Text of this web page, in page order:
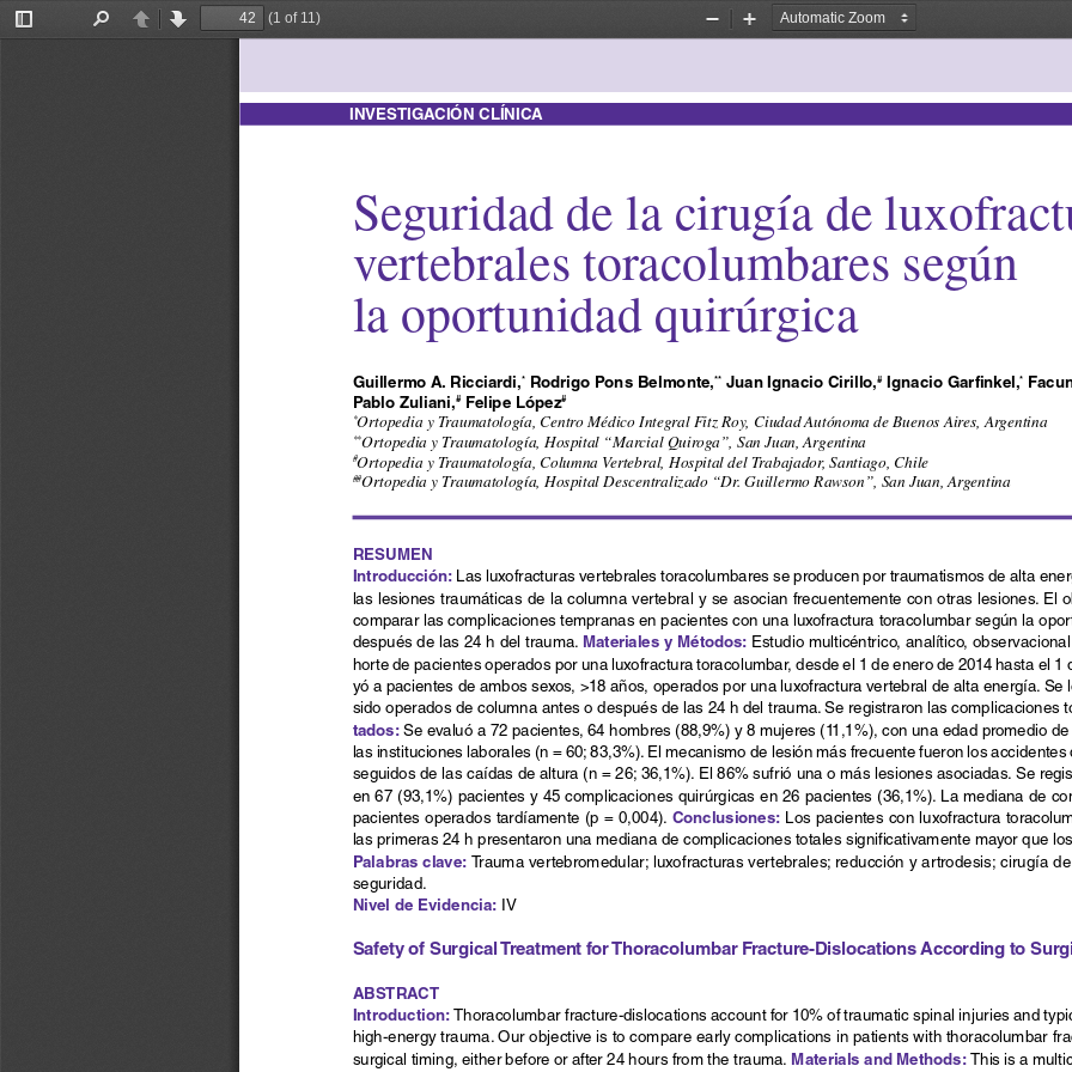
Toggle
PreviousNext
(1 of 11)
Zoom
Zoom
Resumen
Introducción: Las luxofracturas vertebrales toracolumbares se producen por traumatismos de alta
las lesiones traumáticas de la columna vertebral y se asocian frecuentemente con otras lesiones. El
comparar las complicaciones tempranas en pacientes con una luxofractura toracolumbar según la
después de las 24 h del trauma. materiales y métodos: Estudio multicéntrico, analítico,
horte de pacientes operados por una luxofractura toracolumbar, desde el 1 de enero de 2014 hasta el 1
yó a pacientes de ambos sexos, >18 años, operados por una luxofractura vertebral de alta energía. Se
sido operados de columna antes o después de las 24 h del trauma. Se registraron las complicaciones
tados: Se evaluó a 72 pacientes, 64 hombres (88,9%) y 8 mujeres (11,1%), con una edad promedio
las instituciones laborales (n = 60; 83,3%). El mecanismo de lesión más frecuente fueron los accidentes
seguidos de las caídas de altura (n = 26; 36,1%). El 86% sufrió una o más lesiones asociadas. Se
en 67 (93,1%) pacientes y 45 complicaciones quirúrgicas en 26 pacientes (36,1%). La mediana de
pacientes operados tardíamente (p = 0,004). Conclusiones: Los pacientes con luxofractura
las primeras 24 h presentaron una mediana de complicaciones totales significativamente mayor que
Palabras clave: Trauma vertebromedular; luxofracturas vertebrales; reducción y artrodesis; cirugía
seguridad.
nivel de evidencia: IV
safety of surgical Treatment for Thoracolumbar Fracture-Dislocations According to
AbsTRACT
Introduction: Thoracolumbar fracture-dislocations account for 10% of traumatic spinal injuries and
high-energy trauma. Our objective is to compare early complications in patients with thoracolumbar
surgical timing, either before or after 24 hours from the trauma. materials and methods: This is a
Seguridad de la cirugía de
vertebrales toracolumbares según
la oportunidad quirúrgica
Guillermo A. Ricciardi, * Rodrigo Pons belmonte,** Juan Ignacio Cirillo,# Ignacio Garfinkel,*
Pablo Zuliani, # Felipe López#
*Ortopedia y Traumatología, Centro Médico Integral Fitz Roy, Ciudad Autónoma de Buenos Aires, Argentina
**Ortopedia y Traumatología, Hospital “Marcial Quiroga”, San Juan, Argentina
#Ortopedia y Traumatología, Columna Vertebral, Hospital del Trabajador, Santiago, Chile
##Ortopedia y Traumatología, Hospital Descentralizado “Dr. Guillermo Rawson”, San Juan, Argentina
InVesTIGACIÓn CLÍnICA